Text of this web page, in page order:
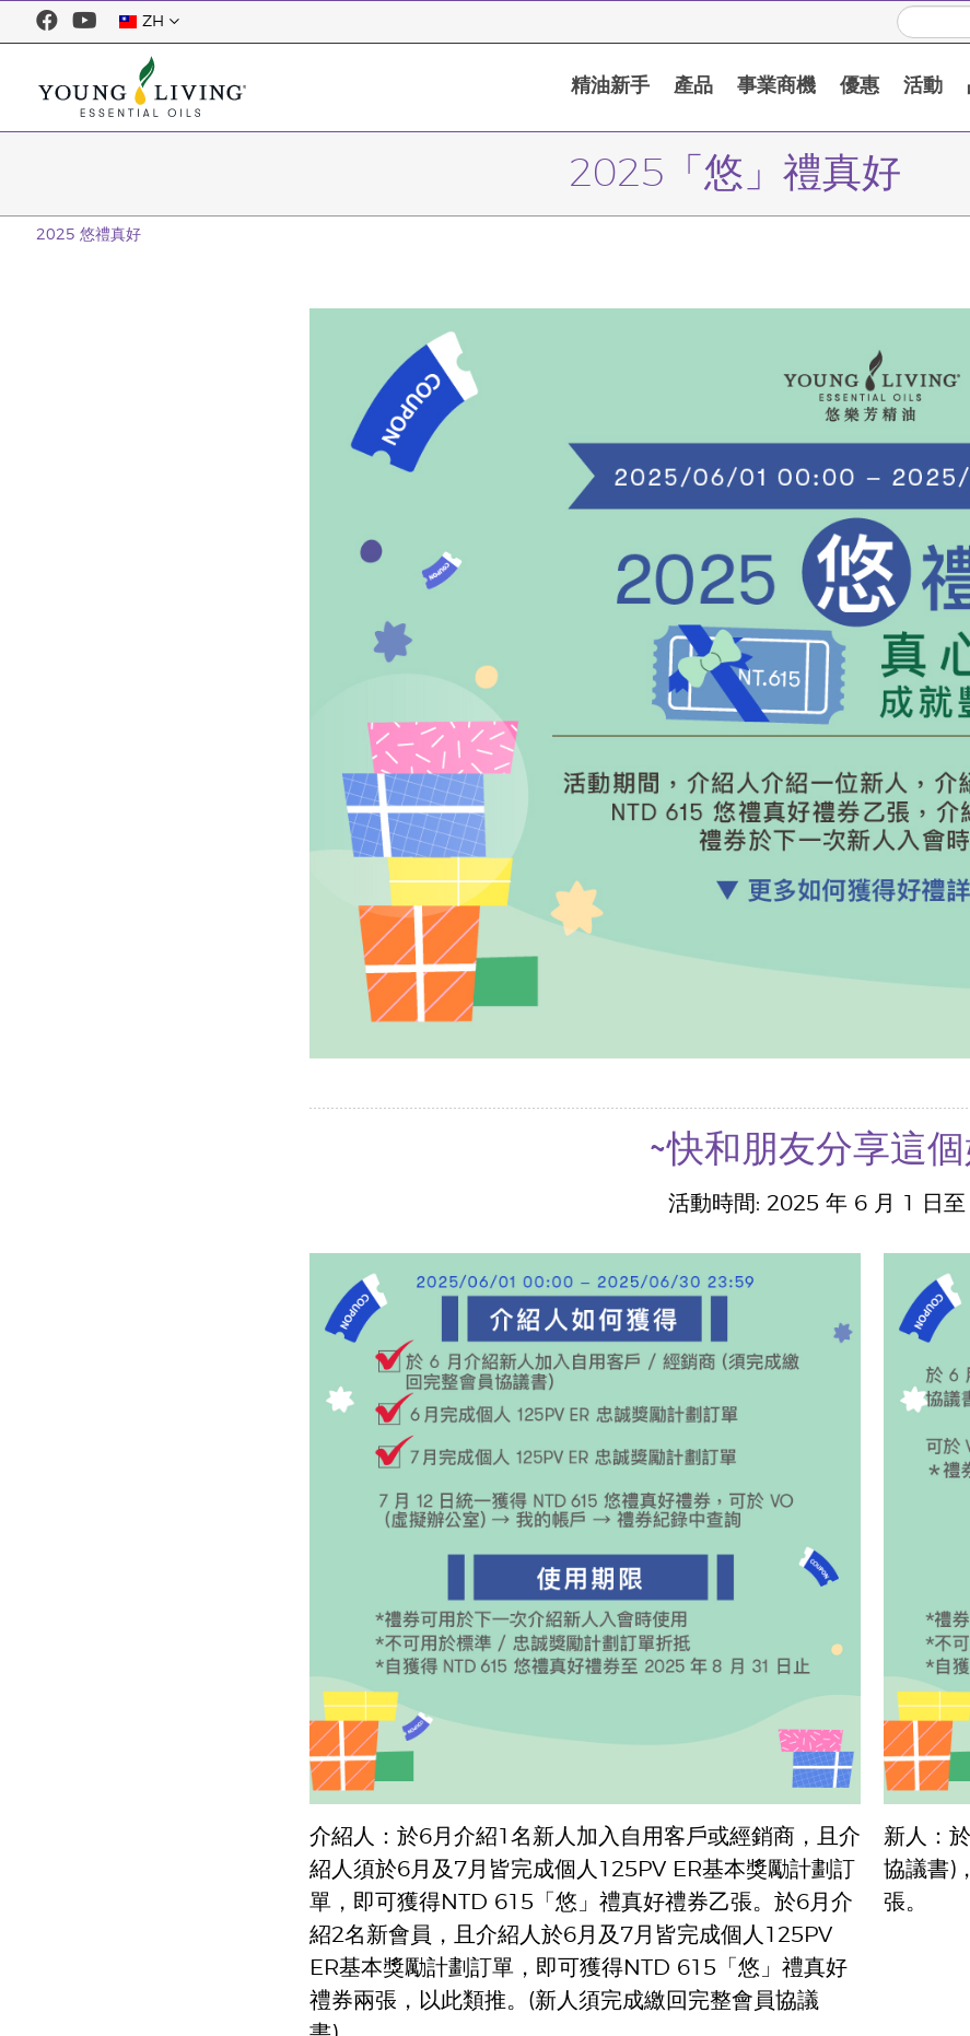
ZH
精油新手 產品 事業商機 優惠 活動
2025「悠」禮真好
2025 悠禮真好
~快和朋友分享這
活動時間: 2025 年 6 月 1 日至
介紹人：於6月介紹1名新人加入自用客戶或經銷商，且介
紹人須於6月及7月皆完成個人125PV ER基本獎勵計劃訂
單，即可獲得NTD 615「悠」禮真好禮券乙張。於6月介
紹2名新會員，且介紹人於6月及7月皆完成個人125PV
ER基本獎勵計劃訂單，即可獲得NTD 615「悠」禮真好
禮券兩張，以此類推。(新人須完成繳回完整會員協議
新人：
協議書)
張。